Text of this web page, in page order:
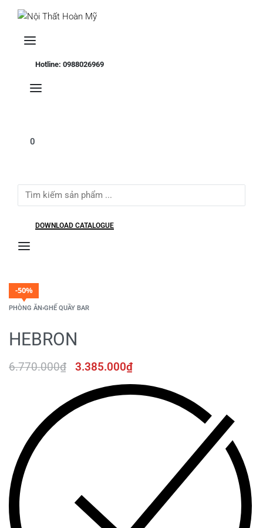
Hotline: 0988026969
0
Search
for:
DOWNLOAD CATALOGUE
-50%
PHÒNG ĂN›GHẾ QUẦY BAR
HEBRON
6.770.000₫ 3.385.000₫